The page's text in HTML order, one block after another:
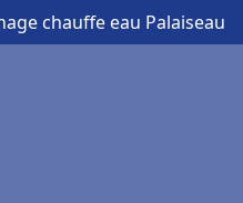
chauffe eau Palaiseau